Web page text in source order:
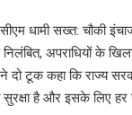
धामी सख्त: चौकी
निलंबित, अपराधियों के
दो टूक कहा कि राज्य
है और इसके लिए हर